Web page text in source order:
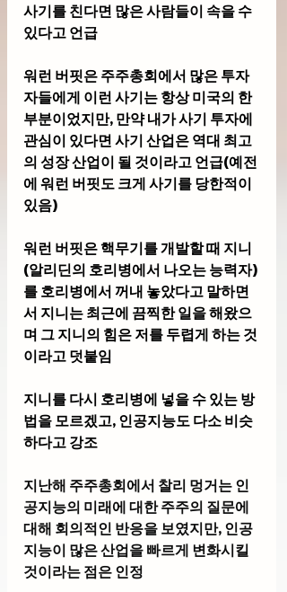
사기를 친다면 많은 사람들이 속을 수
있다고 언급
워런 버핏은 주주총회에서 많은 투자
자들에게 이런 사기는 항상 미국의 한
부분이었지만, 만약 내가 사기 투자에
관심이 있다면 사기 산업은 역대 최고
의 성장 산업이 될 것이라고 언급(예전
에 워런 버핏도 크게 사기를 당한적이
있음)
워런 버핏은 핵무기를 개발할 때 지니
(알리딘의 호리병에서 나오는 능력자)
를 호리병에서 꺼내 놓았다고 말하면
서 지니는 최근에 끔찍한 일을 해왔으
며 그 지니의 힘은 저를 두렵게 하는 것
이라고 덧붙임
지니를 다시 호리병에 넣을 수 있는 방
법을 모르겠고, 인공지능도 다소 비슷
하다고 강조
지난해 주주총회에서 찰리 멍거는 인
공지능의 미래에 대한 주주의 질문에
대해 회의적인 반응을 보였지만, 인공
지능이 많은 산업을 빠르게 변화시킬
것이라는 점은 인정